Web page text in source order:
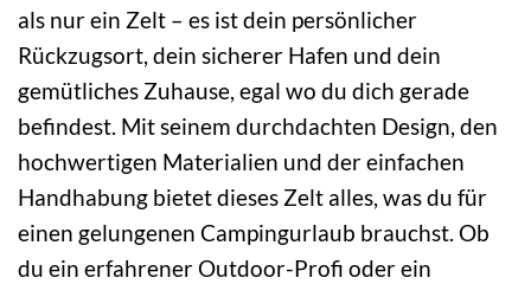
als nur ein Zelt – es ist dein persönlicher
Rückzugsort, dein sicherer Hafen und dein
gemütliches Zuhause, egal wo du dich gerade
befindest. Mit seinem durchdachten Design, den
hochwertigen Materialien und der einfachen
Handhabung bietet dieses Zelt alles, was du für
einen gelungenen Campingurlaub brauchst. Ob
du ein erfahrener Outdoor-Profi oder ein